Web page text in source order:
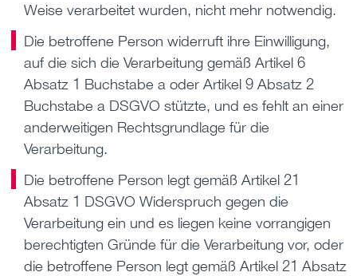
Weise verarbeitet wurden, nicht mehr notwendig.
Die betroffene Person widerruft ihre Einwilligung,
auf die sich die Verarbeitung gemäß Artikel 6
Absatz 1 Buchstabe a oder Artikel 9 Absatz 2
Buchstabe a DSGVO stützte, und es fehlt an einer
anderweitigen Rechtsgrundlage für die
Verarbeitung.
Die betroffene Person legt gemäß Artikel 21
Absatz 1 DSGVO Widerspruch gegen die
Verarbeitung ein und es liegen keine vorrangigen
berechtigten Gründe für die Verarbeitung vor, oder
die betroffene Person legt gemäß Artikel 21 Absatz